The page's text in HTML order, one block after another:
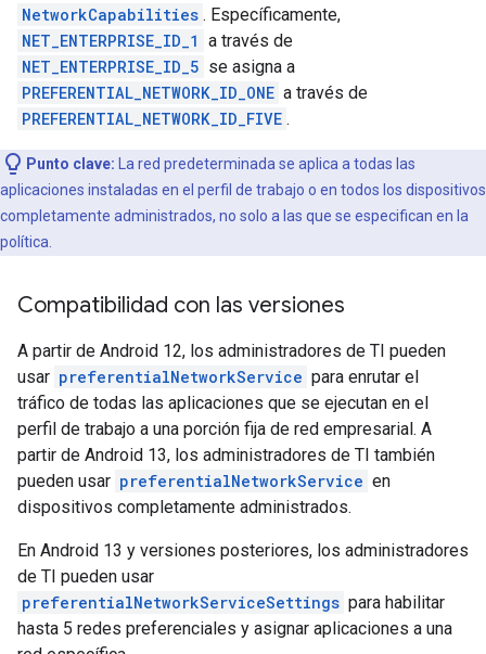
NetworkCapabilities . Específicamente,
NET_ENTERPRISE_ID_1 a través de
NET_ENTERPRISE_ID_5 se asigna a
PREFERENTIAL_NETWORK_ID_ONE a través de
PREFERENTIAL_NETWORK_ID_FIVE .
Punto clave: La red predeterminada se aplica a todas las
aplicaciones instaladas en el perfil de trabajo o en todos los dispositivos
completamente administrados, no solo a las que se especifican en la
política.
Compatibilidad con las versiones
A partir de Android 12, los administradores de TI pueden
usar preferentialNetworkService para enrutar el
tráfico de todas las aplicaciones que se ejecutan en el
perfil de trabajo a una porción fija de red empresarial. A
partir de Android 13, los administradores de TI también
pueden usar preferentialNetworkService en
dispositivos completamente administrados.
En Android 13 y versiones posteriores, los administradores
de TI pueden usar
preferentialNetworkServiceSettings para habilitar
hasta 5 redes preferenciales y asignar aplicaciones a una